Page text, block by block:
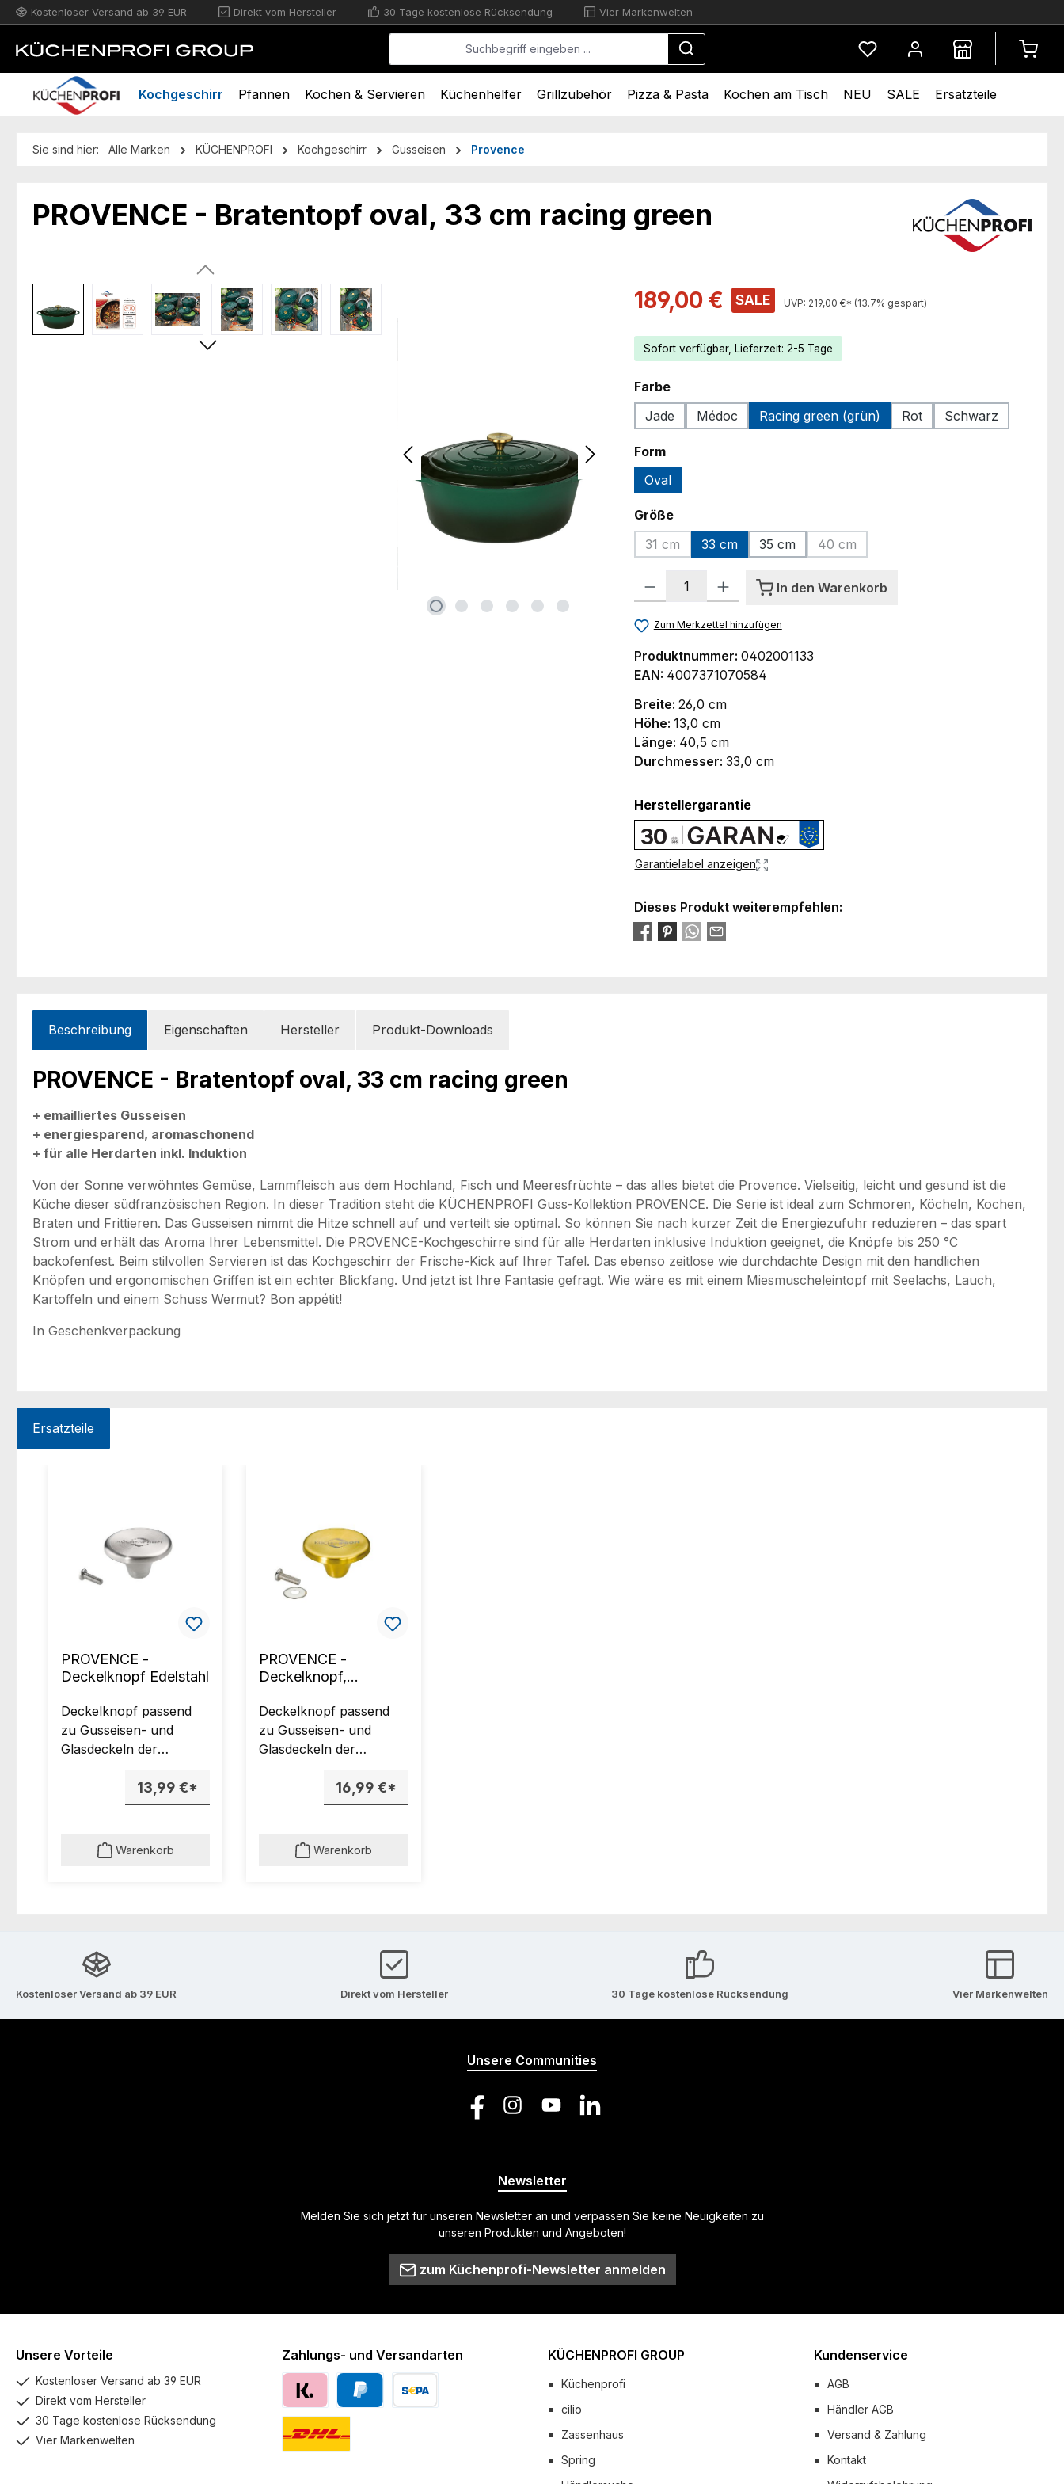
Hauptinhalt springen
Zur Suche springen
Zur Hauptnavigation springen
Kostenloser Versand ab 39 EUR Direkt vom Hersteller 30 Tage kostenlose Rücksendung Vier Markenwelten
Du hast 0 Produkte auf dem
Kochgeschirr Pfannen Kochen & Servieren Küchenhelfer Grillzubehör Pizza & Pasta Kochen am Tisch NEU SALE Ersatzteile
Sie sind hier: Alle Marken KÜCHENPROFI Kochgeschirr Gusseisen Provence
PROVENCE - Bratentopf oval, 33 cm racing green
Bildergalerie überspringen Verkaufspreis:
189,00 € SALE UVP: 219,00 €* (13.7% gespart)
Sofort verfügbar, Lieferzeit: 2-5 Tage
Farbeauswählen
Jade
Médoc Racing green (grün) Rot Schwarz
Formauswählen
Oval
Größeauswählen
31 cm
(Diese Option ist zurzeit nicht verfügbar.)
33 cm 35 cm 40 cm
(Diese Option ist zurzeit nicht verfügbar.)
Produkt Anzahl: Gib den gewünschten Wert ein oder benutze die Schaltflächen
In den Warenkorb
Zum Merkzettel hinzufügen
Produktnummer: 0402001133
EAN: 4007371070584
Breite: 26,0 cm
Höhe: 13,0 cm
Länge: 40,5 cm
Durchmesser: 33,0 cm
Herstellergarantie
30
Garantielabel anzeigen
Dieses Produkt weiterempfehlen:
Beschreibung Eigenschaften Hersteller Produkt-Downloads
PROVENCE - Bratentopf oval, 33 cm racing green
+ emailliertes Gusseisen
+ energiesparend, aromaschonend
+ für alle Herdarten inkl. Induktion
Von der Sonne verwöhntes Gemüse, Lammfleisch aus dem Hochland, Fisch und Meeresfrüchte – das alles bietet die Provence. Vielseitig, leicht und gesund ist die
Küche dieser südfranzösischen Region. In dieser Tradition steht die KÜCHENPROFI Guss-Kollektion PROVENCE. Die Serie ist ideal zum Schmoren, Köcheln, Kochen,
Braten und Frittieren. Das Gusseisen nimmt die Hitze schnell auf und verteilt sie optimal. So können Sie nach kurzer Zeit die Energiezufuhr reduzieren – das spart
Strom und erhält das Aroma Ihrer Lebensmittel. Die PROVENCE-Kochgeschirre sind für alle Herdarten inklusive Induktion geeignet, die Knöpfe bis 250 °C
backofenfest. Beim stilvollen Servieren ist das Kochgeschirr der Frische-Kick auf Ihrer Tafel. Das ebenso zeitlose wie durchdachte Design mit den handlichen
Knöpfen und ergonomischen Griffen ist ein echter Blickfang. Und jetzt ist Ihre Fantasie gefragt. Wie wäre es mit einem Miesmuscheleintopf mit Seelachs, Lauch,
Kartoffeln und einem Schuss Wermut? Bon appétit!
In Geschenkverpackung
Ersatzteile
PROVENCE -
Deckelknopf Edelstahl
Deckelknopf passend
zu Gusseisen- und
Glasdeckeln der
Gusseisen-Serie
PROVENCE.Hitzebestän
Schraube
13,99 €*
Warenkorb
PROVENCE -
Deckelknopf,
Deckelknopf passend
zu Gusseisen- und
Glasdeckeln der
Gusseisen-Serie
PROVENCE.Hitzebestän
Schraube
16,99 €*
Warenkorb
Kostenloser Versand ab 39 EUR Direkt vom Hersteller 30 Tage kostenlose Rücksendung Vier Markenwelten
Unsere Communities
FacebookInstagramYouTube LinkedIn
Newsletter
Melden Sie sich jetzt für unseren Newsletter an und verpassen Sie keine Neuigkeiten zu
unseren Produkten und Angeboten!
zum Küchenprofi-Newsletter anmelden
Unsere Vorteile
Kostenloser Versand ab 39 EUR
Direkt vom Hersteller
30 Tage kostenlose Rücksendung
Vier Markenwelten
Zahlungs- und Versandarten
PayPal
Klarna
KÜCHENPROFI GROUP
Küchenprofi
cilio
Zassenhaus
Spring
Kundenservice
AGB
Händler AGB
Versand & Zahlung
Kontakt